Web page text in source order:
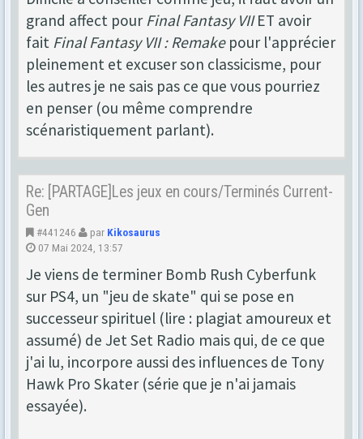
grand affect pourFinal Fantasy VIIET avoir
fait Final Fantasy VII : Remakepour l'apprécier
pleinement et excuser son classicisme, pour
les autres je ne sais pas ce que vous pourriez
en penser (ou même comprendre
scénaristiquement parlant).
Re: [PARTAGE]Les jeux en cours/Terminés Current-
Gen
#441246 par Kikosaurus
07 Mai 2024, 13:57
Je viens de terminer Bomb Rush Cyberfunk
sur PS4, un "jeu de skate" qui se pose en
successeur spirituel (lire : plagiat amoureux et
assumé) de Jet Set Radio mais qui, de ce que
j'ai lu, incorpore aussi des influences de Tony
Hawk Pro Skater (série que je n'ai jamais
essayée).